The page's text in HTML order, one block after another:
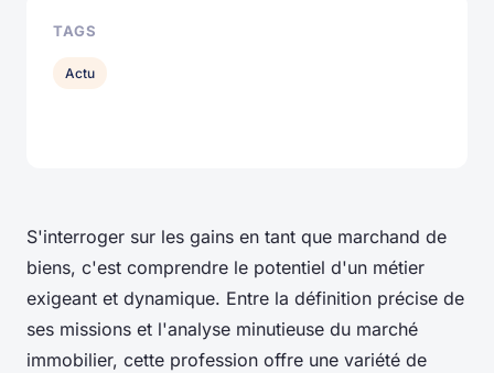
S'interroger sur les gains en tant que marchand de
biens, c'est comprendre le potentiel d'un métier
exigeant et dynamique. Entre la définition précise de
ses missions et l'analyse minutieuse du marché
immobilier, cette profession offre une variété de
TAGS
Actu